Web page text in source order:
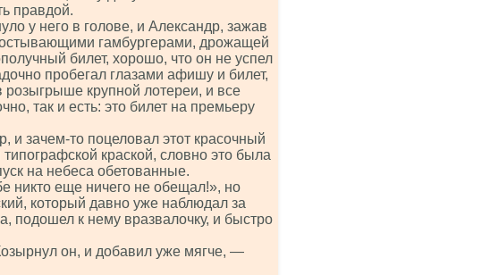
правдой.
у него в голове, и Александр, зажав
гамбургерами, дрожащей
билет, хорошо, что он не успел
пробегал глазами афишу и билет,
крупной лотереи, и все
так и есть: это билет на премьеру
и зачем-то поцеловал этот красочный
краской, словно это была
на небеса обетованные.
никто еще ничего не обещал!», но
который давно уже наблюдал за
подошел к нему вразвалочку, и быстро
он, и добавил уже мягче, —